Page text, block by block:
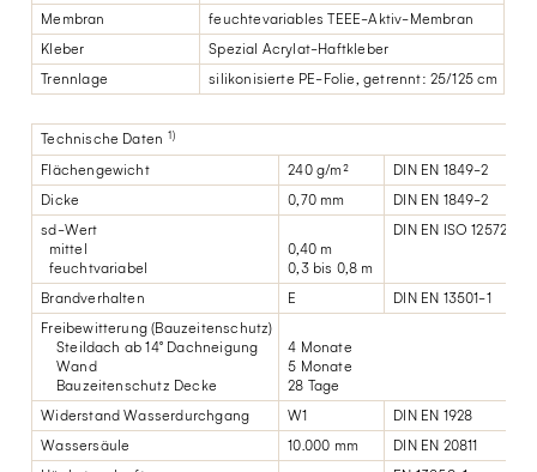
Membran
feuchtevariables TEEE-Aktiv-Membran
Kleber
Spezial Acrylat-Haftkleber
Trennlage
silikonisierte PE-Folie, getrennt: 25/125 cm
Technische Daten 1)
Flächengewicht 240 g/m²
DIN EN 1849-2
Dicke
0,70 mm
DIN EN 1849-2
sd-Wert
mittel
feuchtvariabel
0,40 m
0,3 bis 0,8 m
DIN EN ISO 12572
Brandverhalten E
DIN EN 13501-1
Freibewitterung (Bauzeitenschutz)
Steildach ab 14° Dachneigung
Wand
Bauzeitenschutz Decke
4 Monate
5 Monate
28 Tage
Widerstand Wasserdurchgang
W1
DIN EN 1928
Wassersäule
10.000 mm
DIN EN 20811